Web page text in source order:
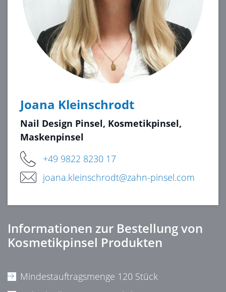
Joana Kleinschrodt
Nail Design Pinsel, Kosmetikpinsel,
Maskenpinsel
+49 9822 8230 17
joana.kleinschrodt@zahn-pinsel.com
Informationen zur Bestellung von
Kosmetikpinsel Produkten
Mindestauftragsmenge 120 Stück